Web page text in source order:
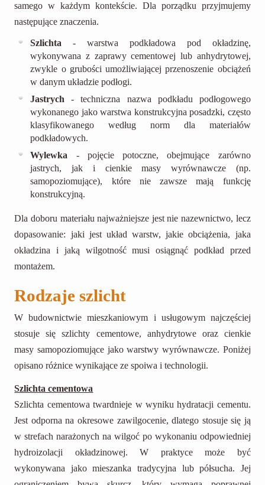
samego w każdym kontekście. Dla porządku przyjmujemy
następujące znaczenia.
Szlichta - warstwa podkładowa pod okładzinę,
wykonywana z zaprawy cementowej lub anhydrytowej,
zwykle o grubości umożliwiającej przenoszenie obciążeń
w danym układzie podłogi.
Jastrych - techniczna nazwa podkładu podłogowego
wykonanego jako warstwa konstrukcyjna posadzki, często
klasyfikowanego według norm dla materiałów
podkładowych.
Wylewka - pojęcie potoczne, obejmujące zarówno
jastrych, jak i cienkie masy wyrównawcze (np.
samopoziomujące), które nie zawsze mają funkcję
konstrukcyjną.
Dla doboru materiału najważniejsze jest nie nazewnictwo, lecz
dopasowanie: jaki jest układ warstw, jakie obciążenia, jaka
okładzina i jaką wilgotność musi osiągnąć podkład przed
montażem.
Rodzaje szlicht
W budownictwie mieszkaniowym i usługowym najczęściej
stosuje się szlichty cementowe, anhydrytowe oraz cienkie
masy samopoziomujące jako warstwy wyrównawcze. Poniżej
opisano różnice wynikające ze spoiwa i technologii.
Szlichta cementowa
Szlichta cementowa twardnieje w wyniku hydratacji cementu.
Jest odporna na okresowe zawilgocenie, dlatego stosuje się ją
w strefach narażonych na wilgoć po wykonaniu odpowiedniej
hydroizolacji okładzinowej. W praktyce może być
wykonywana jako mieszanka tradycyjna lub półsucha. Jej